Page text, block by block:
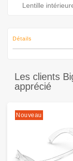
Lentille
Détails
Les clients
apprécié
Nouveau